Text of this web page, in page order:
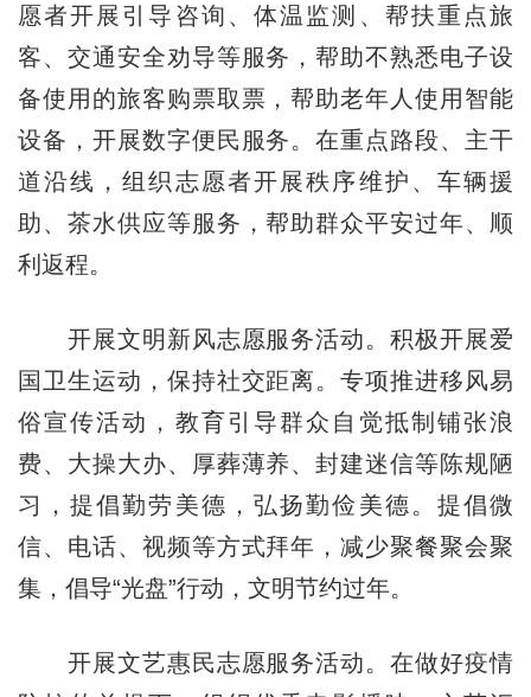
愿者开展引导咨询、体温监测、帮扶重点旅
客、交通安全劝导等服务，帮助不熟悉电子设
备使用的旅客购票取票，帮助老年人使用智能
设备，开展数字便民服务。在重点路段、主干
道沿线，组织志愿者开展秩序维护、车辆援
助、茶水供应等服务，帮助群众平安过年、顺
利返程。
开展文明新风志愿服务活动。积极开展爱
国卫生运动，保持社交距离。专项推进移风易
俗宣传活动，教育引导群众自觉抵制铺张浪
费、大操大办、厚葬薄养、封建迷信等陈规陋
习，提倡勤劳美德，弘扬勤俭美德。提倡微
信、电话、视频等方式拜年，减少聚餐聚会聚
集，倡导“光盘”行动，文明节约过年。
开展文艺惠民志愿服务活动。在做好疫情